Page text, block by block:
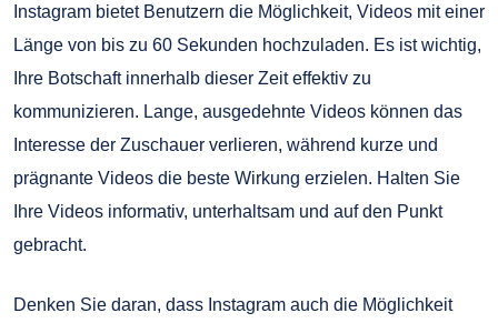
Instagram bietet Benutzern die Möglichkeit, Videos mit einer
Länge von bis zu 60 Sekunden hochzuladen. Es ist wichtig,
Ihre Botschaft innerhalb dieser Zeit effektiv zu
kommunizieren. Lange, ausgedehnte Videos können das
Interesse der Zuschauer verlieren, während kurze und
prägnante Videos die beste Wirkung erzielen. Halten Sie
Ihre Videos informativ, unterhaltsam und auf den Punkt
gebracht.
Denken Sie daran, dass Instagram auch die Möglichkeit